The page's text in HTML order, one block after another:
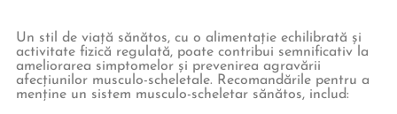
Un stil de viață sănătos, cu o alimentație echilibrată și
activitate fizică regulată, poate contribui semnificativ la
ameliorarea simptomelor și prevenirea agravării
afecțiunilor musculo-scheletale. Recomandările pentru a
menține un sistem musculo-scheletar sănătos, includ: